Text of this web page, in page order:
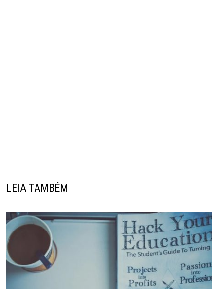
LEIA TAMBÉM